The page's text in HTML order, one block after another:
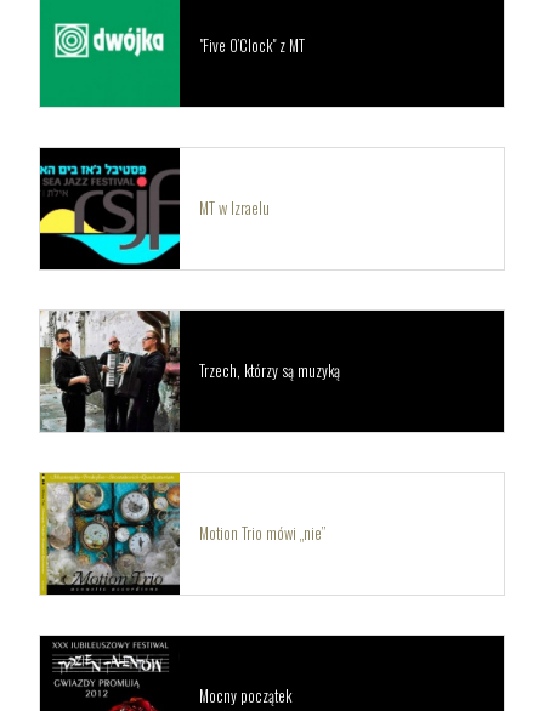
"Five O’Clock" z MT
MT w Izraelu
Trzech, którzy są muzyką
Motion Trio mówi „nie”
Mocny początek